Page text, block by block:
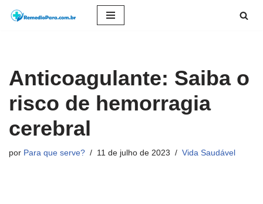
conteúdo
Anticoagulante: Saiba o
risco de hemorragia
cerebral
por Para que serve? 11 de julho de 2023 Vida Saudável